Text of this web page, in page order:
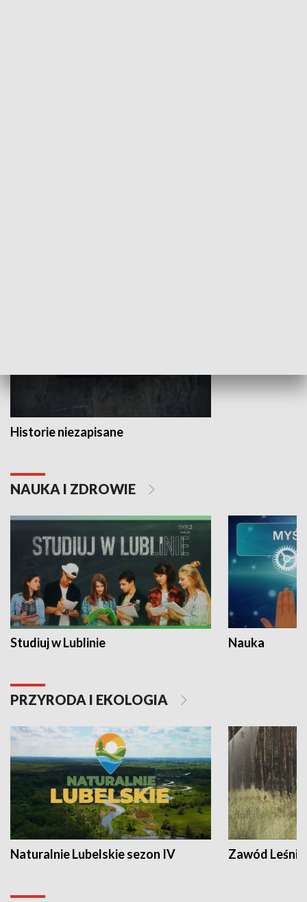
Historie niezapisane
NAUKA I ZDROWIE
Studiuj w Lublinie Nauka
PRZYRODA I EKOLOGIA
Naturalnie Lubelskie sezon IV Zawód Leśnik